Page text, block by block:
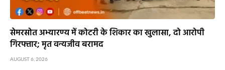
सेमरसोत अभ्यारण्य में कोटरी के शिकार का खुलासा, दो आरोपी
गिरफ्तार; मृत वन्यजीव बरामद
AUGUST 6, 2026